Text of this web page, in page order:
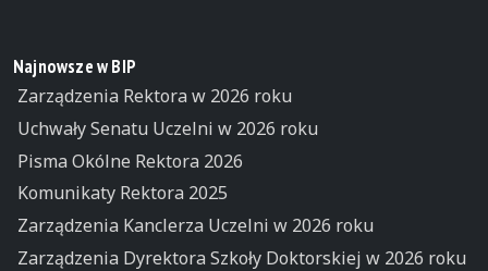
Najnowsze w BIP
Zarządzenia Rektora w 2026 roku
Uchwały Senatu Uczelni w 2026 roku
Pisma Okólne Rektora 2026
Komunikaty Rektora 2025
Zarządzenia Kanclerza Uczelni w 2026 roku
Zarządzenia Dyrektora Szkoły Doktorskiej w 2026 roku